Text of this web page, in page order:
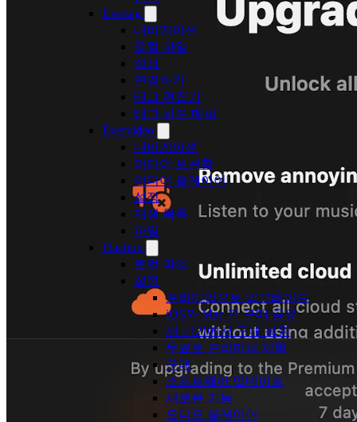
Evertag
내비게이션
로컬 파일
설정
연결하기
태그 편집기
태그 필드 매핑
Evervideo
내비게이션
미디어 보관함
미디어 플레이어
설정
재생 목록
파일
Flacbox
로컬 파일
설정
프리미엄으로 업그레이드
iOS와 Mac 간 구매 공유
새 기기에서 구매 복원
무료로 프리미엄 체험
구매
소프트웨어 업데이트
새로운 기능
오디오 플레이어